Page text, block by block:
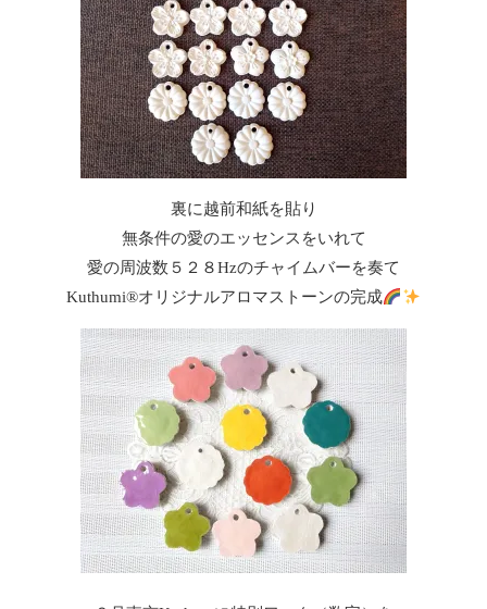
裏に越前和紙を貼り
無条件の愛のエッセンスをいれて
愛の周波数５２８Hzのチャイムバーを奏て
Kuthumi®️オリジナルアロマストーンの完成